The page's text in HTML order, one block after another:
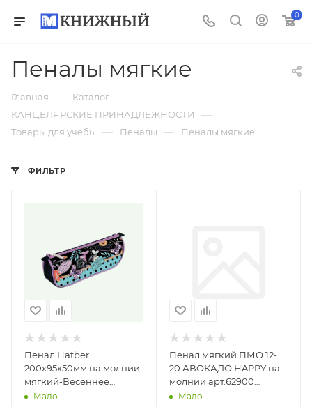
0
Пеналы мягкие
Главная — Каталог —
КАНЦЕЛЯРСКИЕ ПРИНАДЛЕЖНОСТИ —
Товары для учебы — Пеналы — Пеналы мягкие
ФИЛЬТР
Пенал Hatber
200х95х50мм на молнии
мягкий-Весеннее
настроение- дев
Мало
Пенал мягкий ПМО 12-
20 АВОКАДО HAPPY на
молнии арт.62900
(1/18шт)
Мало